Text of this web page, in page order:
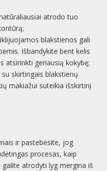
atrodo tuo
blakstienos gali
Išbandykite bent kelis
atsirinkti geriausią kokybę;
skirtingais blakstienų
makiažui suteikia išskirtinį
ir pastebėsite, jog
procesas, kaip
atrodyti lyg mergina iš